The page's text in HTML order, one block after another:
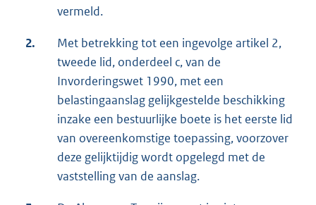
vermeld.
2.
Met betrekking tot een ingevolge artikel 2,
tweede lid, onderdeel c, van de
Invorderingswet 1990, met een
belastingaanslag gelijkgestelde beschikking
inzake een bestuurlijke boete is het eerste lid
van overeenkomstige toepassing, voorzover
deze gelijktijdig wordt opgelegd met de
vaststelling van de aanslag.